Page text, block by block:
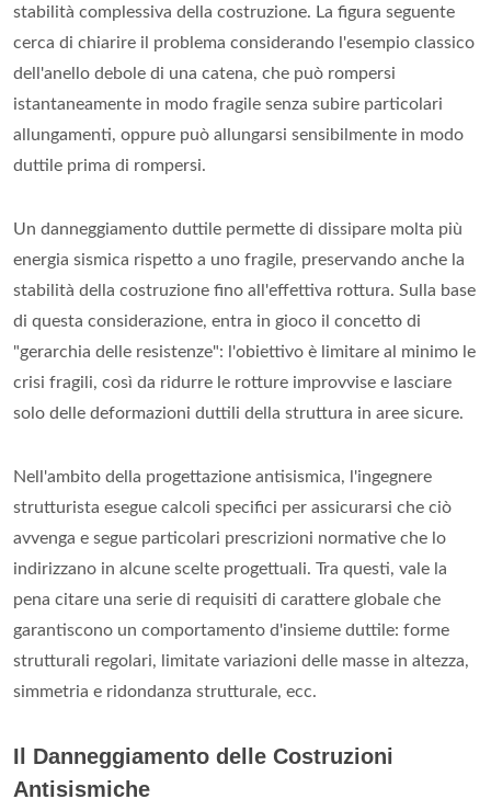
stabilità complessiva della costruzione. La figura seguente
cerca di chiarire il problema considerando l'esempio classico
dell'anello debole di una catena, che può rompersi
istantaneamente in modo fragile senza subire particolari
allungamenti, oppure può allungarsi sensibilmente in modo
duttile prima di rompersi.
Un danneggiamento duttile permette di dissipare molta più
energia sismica rispetto a uno fragile, preservando anche la
stabilità della costruzione fino all'effettiva rottura. Sulla base
di questa considerazione, entra in gioco il concetto di
"gerarchia delle resistenze": l'obiettivo è limitare al minimo le
crisi fragili, così da ridurre le rotture improvvise e lasciare
solo delle deformazioni duttili della struttura in aree sicure.
Nell'ambito della progettazione antisismica, l'ingegnere
strutturista esegue calcoli specifici per assicurarsi che ciò
avvenga e segue particolari prescrizioni normative che lo
indirizzano in alcune scelte progettuali. Tra questi, vale la
pena citare una serie di requisiti di carattere globale che
garantiscono un comportamento d'insieme duttile: forme
strutturali regolari, limitate variazioni delle masse in altezza,
simmetria e ridondanza strutturale, ecc.
Il Danneggiamento delle Costruzioni
Antisismiche